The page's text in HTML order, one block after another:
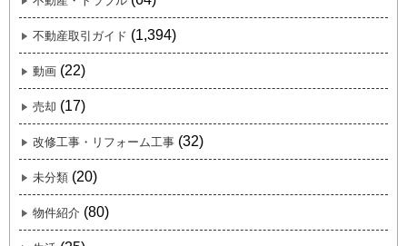
不動産取引ガイド (1,394)
動画 (22)
売却 (17)
改修工事・リフォーム工事 (32)
未分類 (20)
物件紹介 (80)